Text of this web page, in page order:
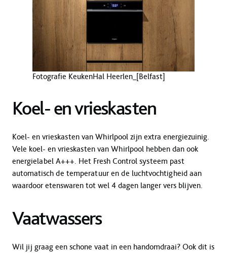
Fotografie KeukenHal Heerlen_[Belfast]
Koel- en vrieskasten
Koel- en vrieskasten van Whirlpool zijn extra energiezuinig.
Vele koel- en vrieskasten van Whirlpool hebben dan ook
energielabel A+++. Het Fresh Control systeem past
automatisch de temperatuur en de luchtvochtigheid aan
waardoor etenswaren tot wel 4 dagen langer vers blijven.
Vaatwassers
Wil jij graag een schone vaat in een handomdraai? Ook dit is